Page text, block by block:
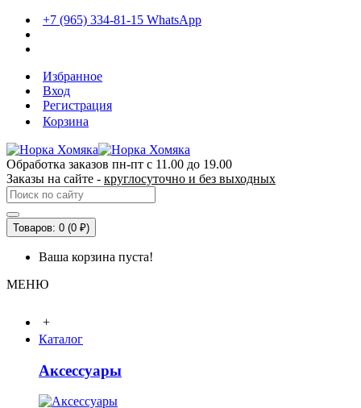
+7 (965) 334-81-15 WhatsApp
Избранное
Вход
Регистрация
Корзина
Обработка заказов пн-пт с 11.00 до 19.00
Заказы на сайте - круглосуточно и без выходных
Товаров: 0 (0 ₽)
Ваша корзина пуста!
МЕНЮ
+
Каталог
Аксессуары